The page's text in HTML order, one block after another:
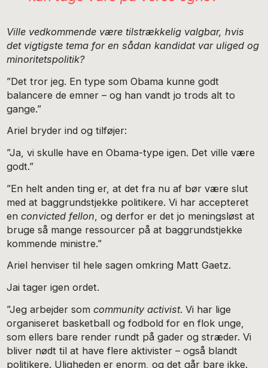
Ville vedkommende være tilstrækkelig valgbar, hvis
det vigtigste tema for en sådan kandidat var uliged og
minoritetspolitik?
”Det tror jeg. En type som Obama kunne godt
balancere de emner – og han vandt jo trods alt to
gange.”
Ariel bryder ind og tilføjer:
”Ja, vi skulle have en Obama-type igen. Det ville være
godt.”
”En helt anden ting er, at det fra nu af bør være slut
med at baggrundstjekke politikere. Vi har accepteret
enconvicted fellon , og derfor er det jo meningsløst at
bruge så mange ressourcer på at baggrundstjekke
kommende ministre.”
Ariel henviser til hele sagen omkring Matt Gaetz.
Jai tager igen ordet.
”Jeg arbejder somcommunity activist. Vi har lige
organiseret basketball og fodbold for en flok unge,
som ellers bare render rundt på gader og stræder. Vi
bliver nødt til at have flere aktivister – også blandt
politikere. Uligheden er enorm, og det går bare ikke.